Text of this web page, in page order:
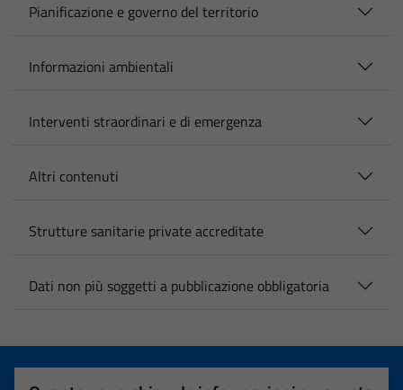
Pianificazione e governo del territorio
Informazioni ambientali
Interventi straordinari e di emergenza
Altri contenuti
Strutture sanitarie private accreditate
Dati non più soggetti a pubblicazione obbligatoria